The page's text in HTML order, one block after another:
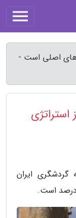
های اصلی است -
استراتژی
گردشگری ایران